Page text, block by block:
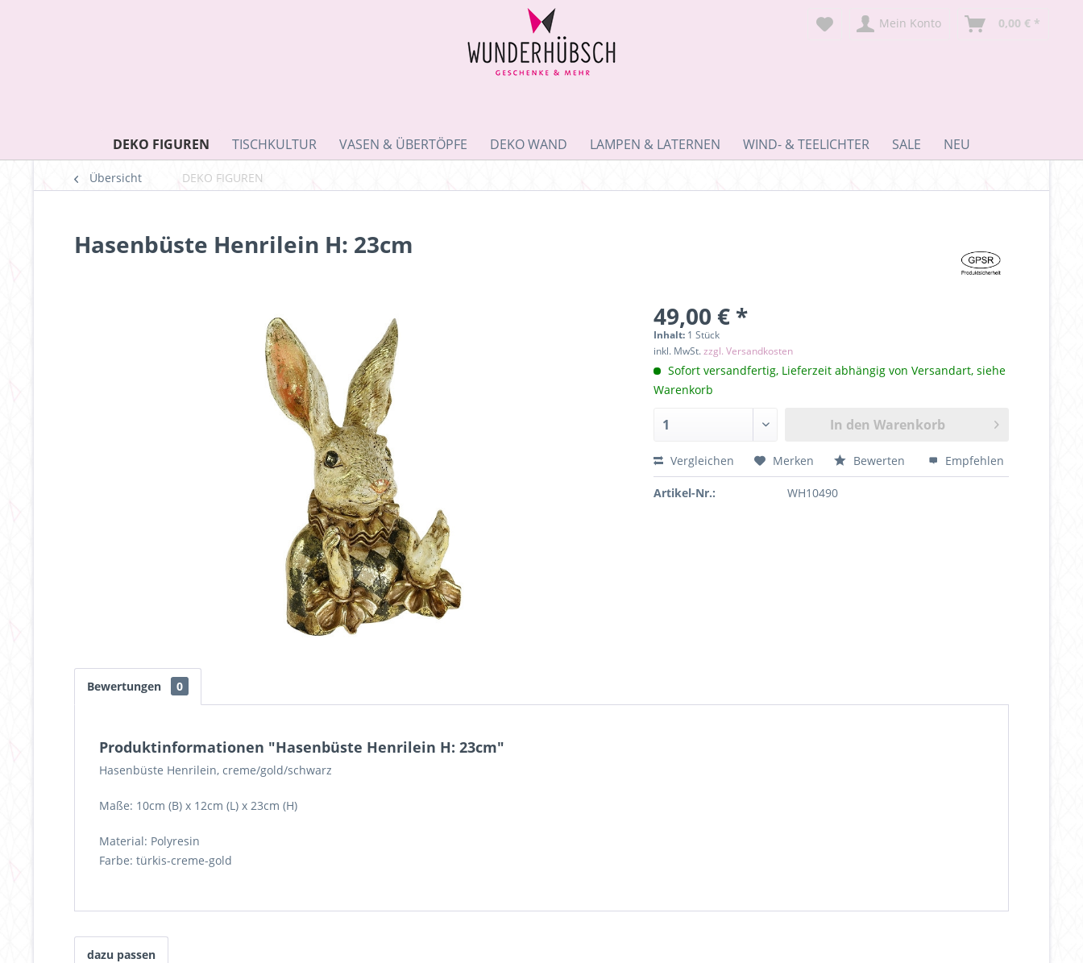
Mein Konto 0,00 € *
DEKO FIGUREN TISCHKULTUR VASEN & ÜBERTÖPFE DEKO WAND LAMPEN & LATERNEN WIND- & TEELICHTER SALE NEU
Übersicht DEKO FIGUREN
Hasenbüste Henrilein H: 23cm
49,00 € *
Inhalt: 1 Stück
inkl. MwSt.zzgl. Versandkosten
Sofort versandfertig, Lieferzeit abhängig von Versandart, siehe
Warenkorb
In den Warenkorb
Vergleichen Merken Bewerten Empfehlen
Artikel-Nr.: WH10490
Bewertungen 0
Produktinformationen "Hasenbüste Henrilein H: 23cm"
Hasenbüste Henrilein, creme/gold/schwarz
Maße: 10cm (B) x 12cm (L) x 23cm (H)
Material: Polyresin
Farbe: türkis-creme-gold
dazu passen